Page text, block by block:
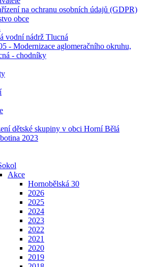
na ochranu osobních údajů (GDPR)
obce
vodní nádrž Tlucná
- Modernizace aglomeračního okruhu,
- chodníky
dětské skupiny v obci Horní Bělá
2023
Akce
Hornobělská 30
2026
2025
2024
2023
2022
2021
2020
2019